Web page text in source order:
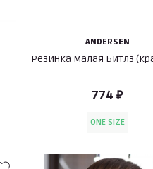
ANDERSEN
Резинка малая Битлз
774 ₽
ONE SIZE